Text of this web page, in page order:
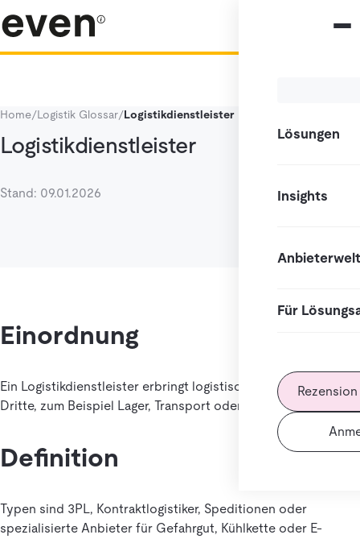
Lösungen
Insights
Anbieterwelt
Für
Home/Logistik Glossar/Logistikdienstleister
Logistikdienstleister
Stand: 09.01.2026
Einordnung
Ein Logistikdienstleister erbringt logistische Leistungen für
Dritte, zum Beispiel Lager, Transport oder Fulfillment.
Definition
Typen sind 3PL, Kontraktlogistiker, Speditionen oder
spezialisierte Anbieter für Gefahrgut, Kühlkette oder E-